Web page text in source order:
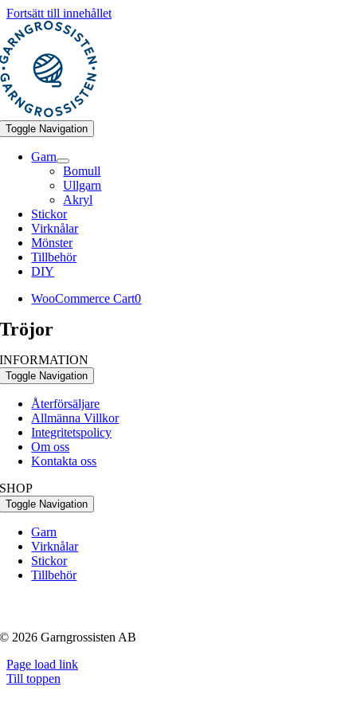
Fortsätt till innehållet
Toggle Navigation
Garn
Bomull
Ullgarn
Akryl
Stickor
Virknålar
Mönster
Tillbehör
DIY
WooCommerce Cart0
Tröjor
INFORMATION
Toggle Navigation
Återförsäljare
Allmänna Villkor
Integritetspolicy
Om oss
Kontakta oss
SHOP
Toggle Navigation
Garn
Virknålar
Stickor
Tillbehör
© 2026 Garngrossisten AB
Page load link
Till toppen